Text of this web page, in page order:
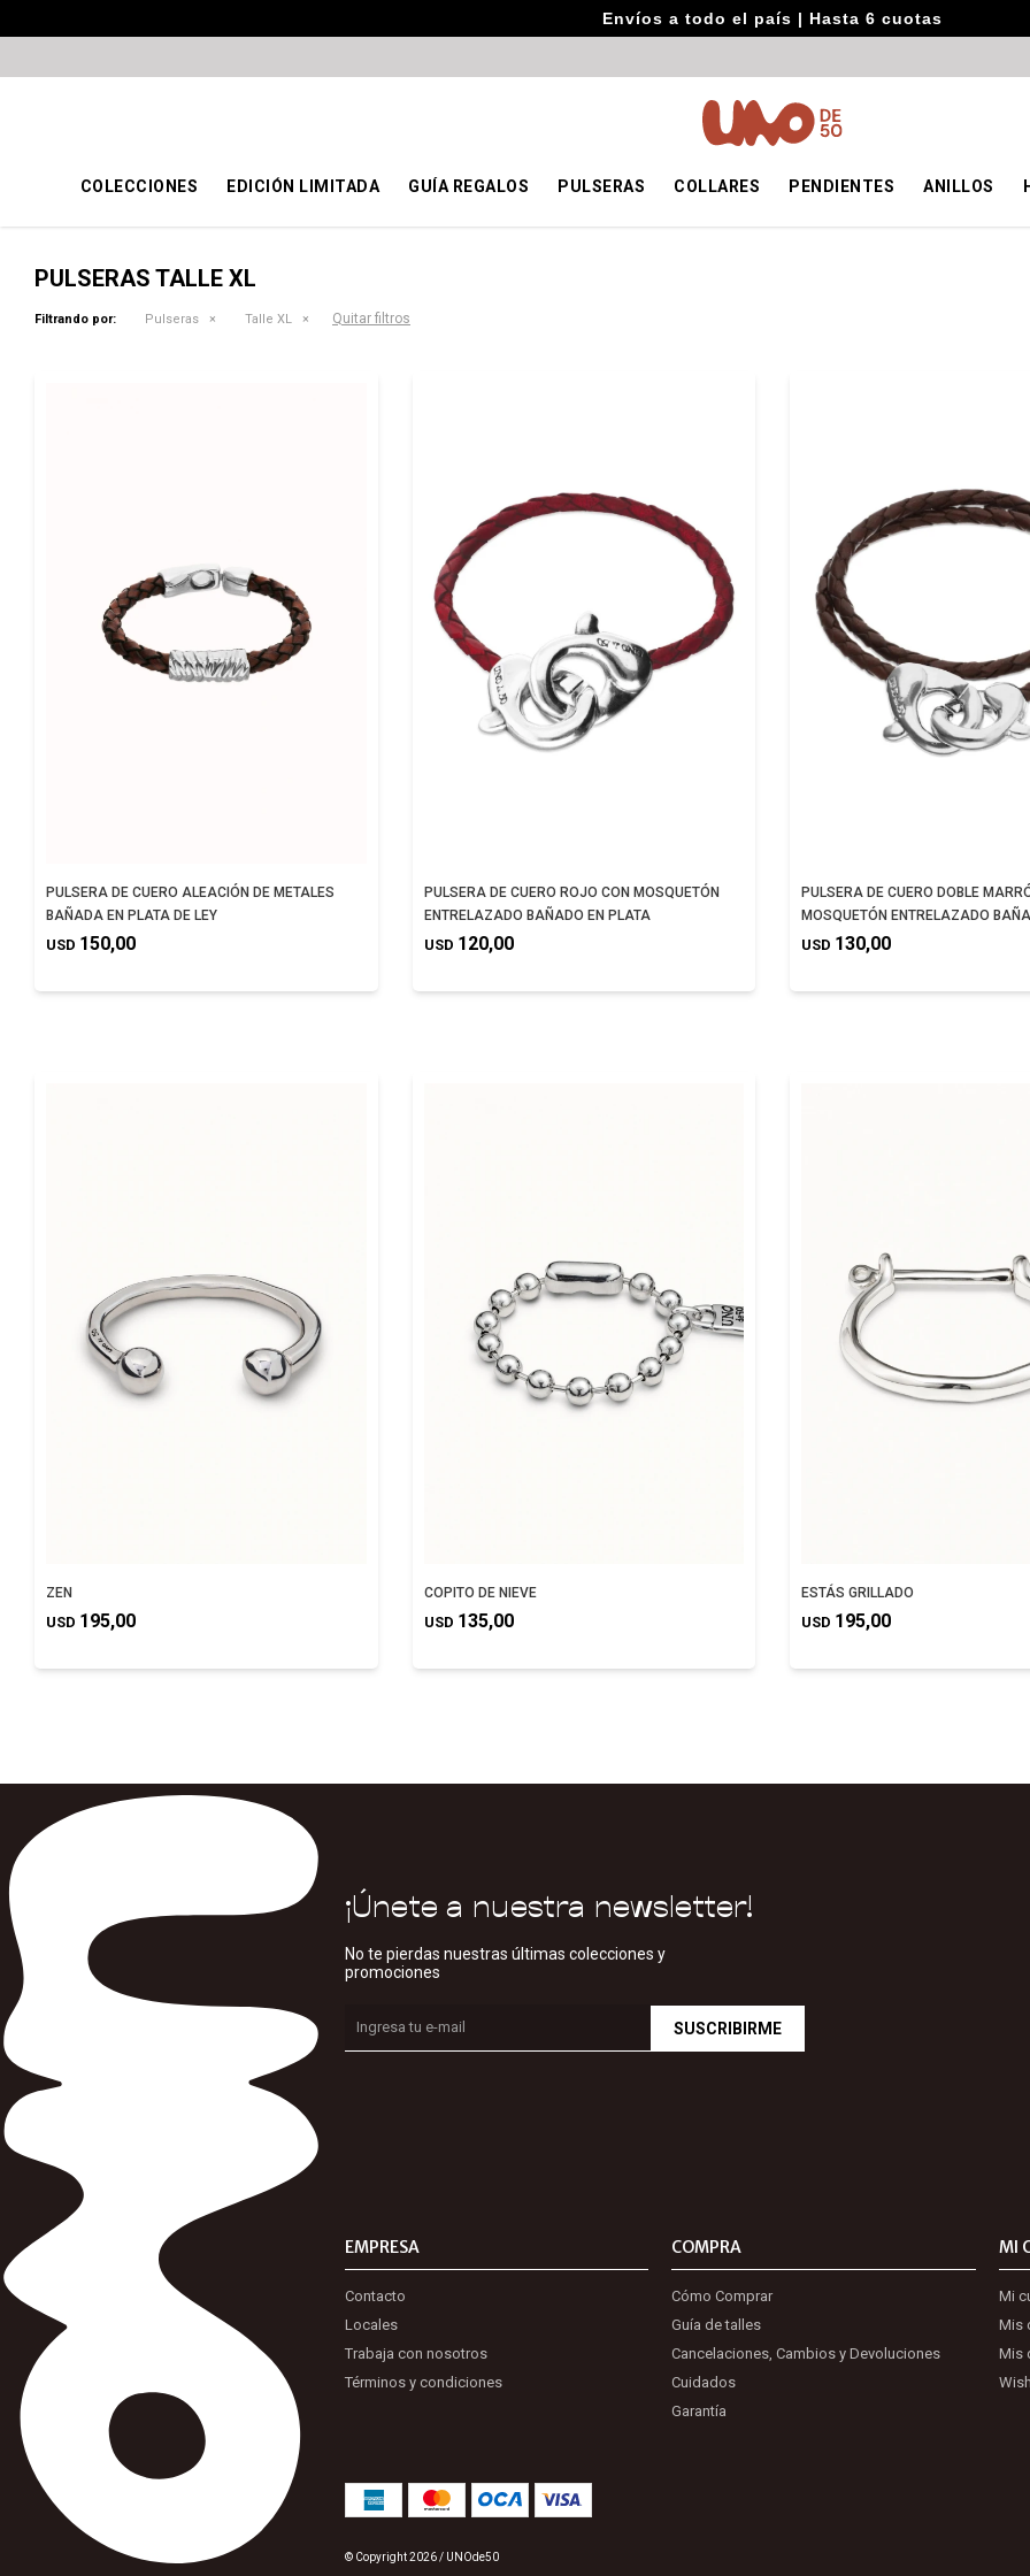
Envíos a todo el país | Hasta 6 cuotas
COLECCIONES EDICIÓN LIMITADA GUÍA REGALOS PULSERAS COLLARES PENDIENTES ANILLOS
PULSERAS TALLE XL
Filtrando por: Pulseras Talle XL Quitar filtros
PULSERA DE CUERO ALEACIÓN DE METALES
BAÑADA EN PLATA DE LEY
USD 150,00
PULSERA DE CUERO ROJO CON MOSQUETÓN
ENTRELAZADO BAÑADO EN PLATA
USD 120,00
PULSERA DE CUERO DOBLE
MOSQUETÓN ENTRELAZADO
USD 130,00
ZEN
USD 195,00
COPITO DE NIEVE
USD 135,00
ESTÁS GRILLADO
USD 195,00
EMPRESA
Contacto
Locales
Trabaja con nosotros
Términos y condiciones
COMPRA
Cómo Comprar
Guía de talles
Cancelaciones, Cambios y Devoluciones
Cuidados
Garantía
MI
Mi
Mis
Mis
¡Únete a nuestra newsletter!
No te pierdas nuestras últimas colecciones y
promociones
SUSCRIBIRME
© Copyright 2026 / UNOde50